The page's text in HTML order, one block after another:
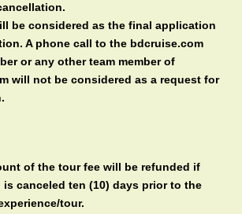
be considered as the final application
A phone call to the bdcruise.com
or any other team member of
will not be considered as a request for
of the tour fee will be refunded if
canceled ten (10) days prior to the
tour.